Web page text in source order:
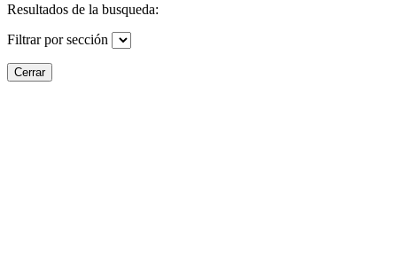
Resultados de la busqueda:
Filtrar por sección
Cerrar